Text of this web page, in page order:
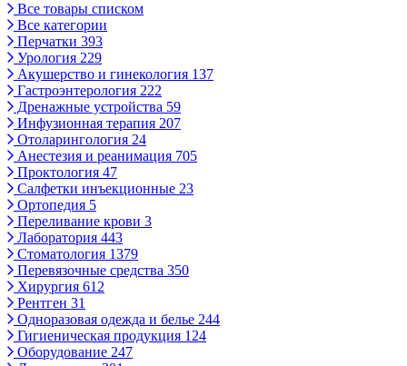
Все товары списком
Все категории
Перчатки 393
Урология 229
Акушерство и гинекология 137
Гастроэнтерология 222
Дренажные устройства 59
Инфузионная терапия 207
Отоларингология 24
Анестезия и реанимация 705
Проктология 47
Салфетки инъекционные 23
Ортопедия 5
Переливание крови 3
Лаборатория 443
Стоматология 1379
Перевязочные средства 350
Хирургия 612
Рентген 31
Одноразовая одежда и белье 244
Гигиеническая продукция 124
Оборудование 247